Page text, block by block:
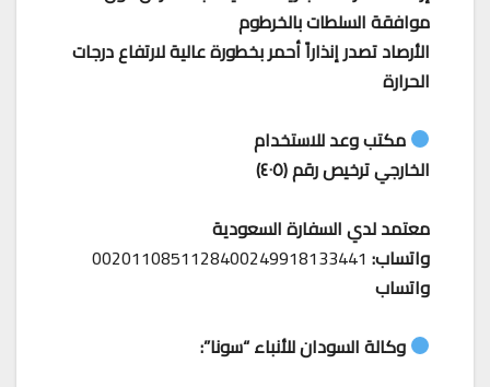
موافقة السلطات بالخرطوم
الأرصاد تصدر إنذاراً أحمر بخطورة عالية لارتفاع درجات
الحرارة
مكتب وعد للاستخدام
الخارجي ترخيص رقم (٤٠٥)
معتمد لدي السفارة السعودية
واتساب: 0020110851128400249918133441
واتساب
وكالة السودان للأنباء “سونا”: